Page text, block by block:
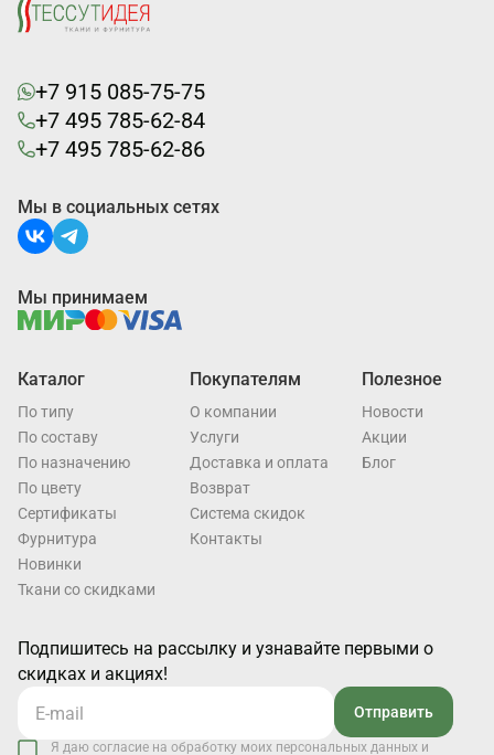
+7 915 085-75-75
+7 495 785-62-84
+7 495 785-62-86
Каталог
По типу
По составу
По назначению
По цвету
Cертификаты
Фурнитура
Новинки
Ткани со скидками
Покупателям
О компании
Услуги
Доставка и оплата
Возврат
Система скидок
Контакты
Полезное
Новости
Акции
Блог
Подпишитесь на рассылку и узнавайте первыми о
скидках и акциях!
Отправить
Я даю согласие на обработку моих персональных данных и
Мы в социальных сетях
Мы принимаем